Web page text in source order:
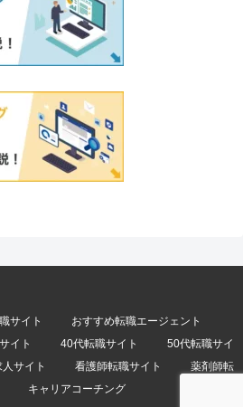
サイト
おすすめ転職エージェント
イト 40代転職サイト
50代転職サイ
人サイト 看護師転職サイト
薬剤師転
キャリアコーチング